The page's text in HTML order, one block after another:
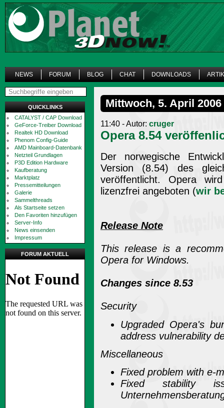
NEWS FORUM BLOG CHAT DOWNLOADS
QUICKLINKS
CATALYST / CAP Download
GeForce-Treiber Download
Realtek HD Download
Phenom Config-Guide
AMD Mainboard-Datenbank
Netzteil Grundlagen
P3D Edition Hardware
Kaufberatung
Marktplatz
Pressemitteilungen
Galerie
Sammelthreads
Als Startseite setzen
Den Favoriten hinzufügen
Server-Info
News einsenden
Impressum
FORUM AKTUELL
Mittwoch, 5. April 2006
11:40 - Autor: cruger
Opera 8.54
Der norwegische
Version (8.54) des
veröffentlicht. Opera
lizenzfrei angeboten (wir
Release Note
This release is a
Opera for Windows.
Changes since 8.53
Security
Upgraded Opera's
address vulnerability
Miscellaneous
Fixed problem with e-
Fixed stability